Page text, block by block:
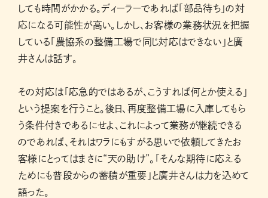
しても時間がかかる。ディーラーであれば「部品待ち」の対
応になる可能性が高い。しかし、お客様の業務状況を把握
している「農協系の整備工場で同じ対応はできない」と廣
井さんは話す。
その対応は「応急的ではあるが、こうすれば何とか使える」
という提案を行うこと。後日、再度整備工場に入庫してもら
う条件付きであるにせよ、これによって業務が継続できる
のであれば、それはワラにもすがる思いで依頼してきたお
客様にとってはまさに“天の助け”。「そんな期待に応える
ためにも普段からの蓄積が重要」と廣井さんは力を込めて
語った。